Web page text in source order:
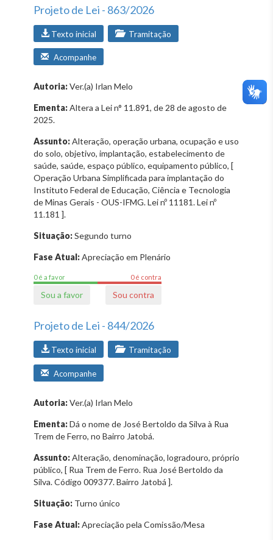
Projeto de Lei - 863/2026
Texto inicial Tramitação
Acompanhe
Autoria:Ver.(a) Irlan Melo
Ementa:Altera a Lei n° 11.891, de 28 de agosto de
2025.
Assunto:Alteração, operação urbana, ocupação e uso
do solo, objetivo, implantação, estabelecimento de
saúde, saúde, espaço público, equipamento público, [
Operação Urbana Simplificada para implantação do
Instituto Federal de Educação, Ciência e Tecnologia
de Minas Gerais - OUS-IFMG. Lei nº 11181. Lei nº
11.181 ].
Situação:Segundo turno
Fase Atual:Apreciação em Plenário
0 é a favor 0 é contra
Sou a favor Sou contra
Projeto de Lei - 844/2026
Texto inicial Tramitação
Acompanhe
Autoria:Ver.(a) Irlan Melo
Ementa:Dá o nome de José Bertoldo da Silva à Rua
Trem de Ferro, no Bairro Jatobá.
Assunto:Alteração, denominação, logradouro, próprio
público, [ Rua Trem de Ferro. Rua José Bertoldo da
Silva. Código 009377. Bairro Jatobá ].
Situação: Turno único
Fase Atual:Apreciação pela Comissão/Mesa